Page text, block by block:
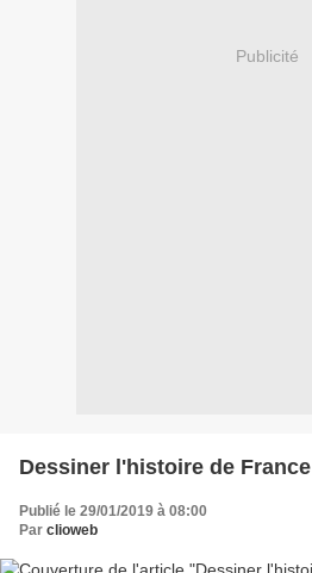
Publicité
Dessiner l'histoire de France
Publié le 29/01/2019 à 08:00
Par clioweb